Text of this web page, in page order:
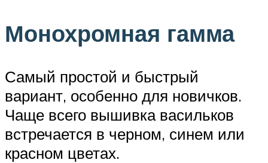
Монохромная гамма
Самый простой и быстрый
вариант, особенно для новичков.
Чаще всего вышивка васильков
встречается в черном, синем или
красном цветах.